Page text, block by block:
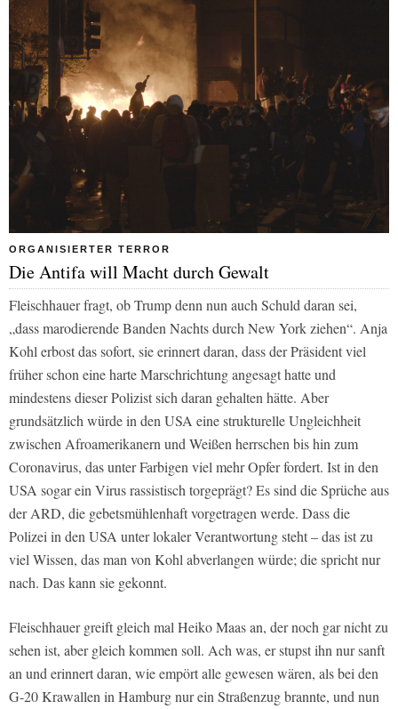
ORGANISIERTER TERROR
Die Antifa will Macht durch Gewalt
Fleischhauer fragt, ob Trump denn nun auch Schuld daran sei,
„dass marodierende Banden Nachts durch New York ziehen“. Anja
Kohl erbost das sofort, sie erinnert daran, dass der Präsident viel
früher schon eine harte Marschrichtung angesagt hatte und
mindestens dieser Polizist sich daran gehalten hätte. Aber
grundsätzlich würde in den USA eine strukturelle Ungleichheit
zwischen Afroamerikanern und Weißen herrschen bis hin zum
Coronavirus, das unter Farbigen viel mehr Opfer fordert. Ist in den
USA sogar ein Virus rassistisch torgeprägt? Es sind die Sprüche aus
der ARD, die gebetsmühlenhaft vorgetragen werde. Dass die
Polizei in den USA unter lokaler Verantwortung steht – das ist zu
viel Wissen, das man von Kohl abverlangen würde; die spricht nur
nach. Das kann sie gekonnt.
Fleischhauer greift gleich mal Heiko Maas an, der noch gar nicht zu
sehen ist, aber gleich kommen soll. Ach was, er stupst ihn nur sanft
an und erinnert daran, wie empört alle gewesen wären, als bei den
G-20 Krawallen in Hamburg nur ein Straßenzug brannte, und nun